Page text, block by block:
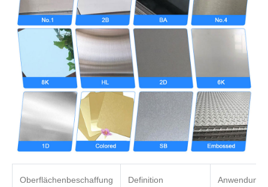
Oberflächenbeschaffung Definition Anwendung